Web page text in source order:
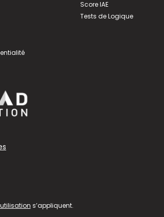
Score IAE
Tests de Logique
s’appliquent.